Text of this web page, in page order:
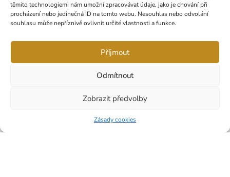
těmito technologiemi nám umožní zpracovávat údaje, jako je chování při
procházení nebo jedinečná ID na tomto webu. Nesouhlas nebo odvolání
souhlasu může nepříznivě ovlivnit určité vlastnosti a funkce.
Příjmout
Odmítnout
Zobrazit předvolby
Zásady cookies
Sledujte nás také na faceboku
Portfólio O nás